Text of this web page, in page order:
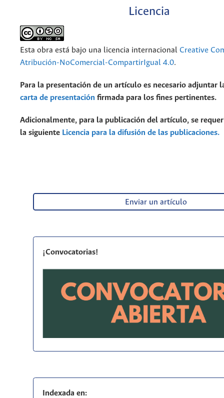
Licencia
Esta obra está bajo una licencia internacional Creative
Atribución-NoComercial-CompartirIgual 4.0.
Para la presentación de un artículo es necesario adjuntar
carta de presentación firmada para los fines pertinentes.
Adicionalmente, para la publicación del artículo, se
la siguiente Licencia para la difusión de las publicaciones.
Enviar un artículo
¡Convocatorias!
Indexada en: